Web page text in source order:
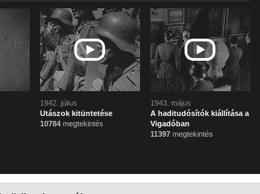
1942. július
Utászok kitüntetése
10784megtekintés
1943. május
A haditudósítók kiállítása a
Vigadóban
11397megtekintés